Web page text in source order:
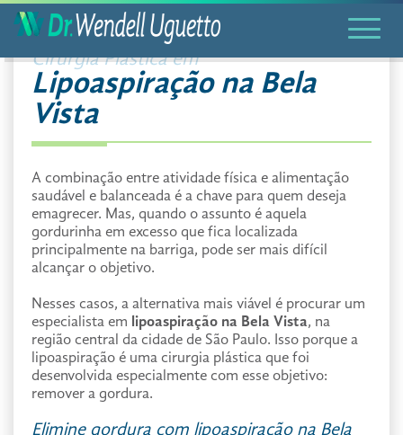
Cirurgia Plástica em
Lipoaspiração na Bela
Vista
A combinação entre atividade física e alimentação
saudável e balanceada é a chave para quem deseja
emagrecer. Mas, quando o assunto é aquela
gordurinha em excesso que fica localizada
principalmente na barriga, pode ser mais difícil
alcançar o objetivo.
Nesses casos, a alternativa mais viável é procurar um
especialista em lipoaspiração na Bela Vista, na
região central da cidade de São Paulo. Isso porque a
lipoaspiração é uma cirurgia plástica que foi
desenvolvida especialmente com esse objetivo:
remover a gordura.
Elimine gordura com lipoaspiração na Bela